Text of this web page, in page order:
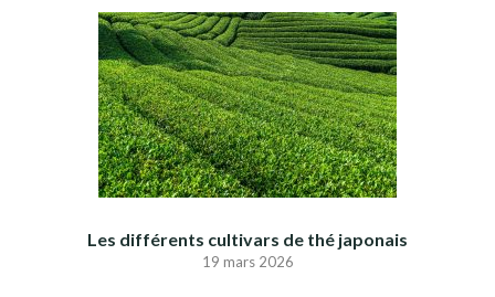
Les différents cultivars de thé japonais
19 mars 2026